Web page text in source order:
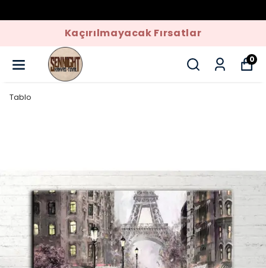
Kaçırılmayacak Fırsatlar
0
Tablo